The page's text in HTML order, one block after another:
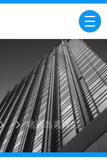
猪胰岛素样生